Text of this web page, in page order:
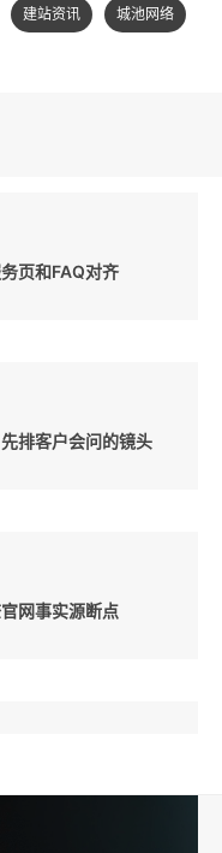
建站资讯
城池网络
页和FAQ对齐
排客户会问的镜头
网事实源断点